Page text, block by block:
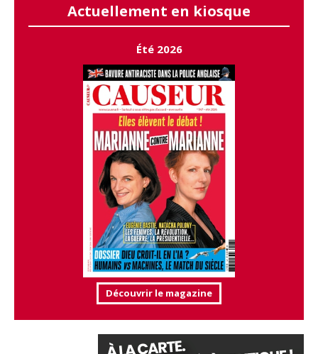
Actuellement en kiosque
Été 2026
Découvrir le magazine